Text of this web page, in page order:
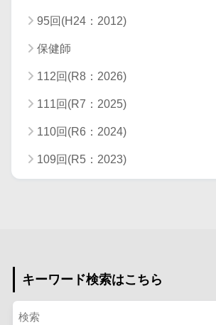
95回(H24：2012)
保健師
112回(R8：2026)
111回(R7：2025)
110回(R6：2024)
109回(R5：2023)
キーワード検索はこちら